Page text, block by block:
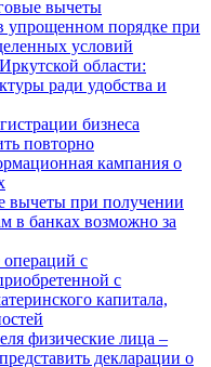
вычеты
упрощенном порядке при
условий
области:
ради удобства и
бизнеса
повторно
кампания о
вычеты при получении
в банках возможно за
с
с
капитала,
физические лица –
декларации о